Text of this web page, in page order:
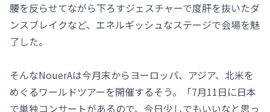
腰を反らせてながら下ろすジェスチャーで度肝を抜いたダ
ンスブレイクなど、エネルギッシュなステージで会場を魅
了した。
そんなNouerAは今月末からヨーロッパ、アジア、北米を
めぐるワールドツアーを開催するそう。「7月11日に日本
で単独コンサートがあるので、今日少しでもいいなと思っ